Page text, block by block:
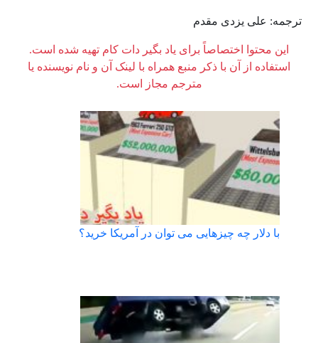
ترجمه: علی یزدی مقدم
این محتوا اختصاصاً برای یاد بگیر دات کام تهیه شده است.
استفاده از آن با ذکر منبع همراه با لینک آن و نام نویسنده یا
مترجم مجاز است.
با دلار چه چیزهایی می توان در آمریکا خرید؟